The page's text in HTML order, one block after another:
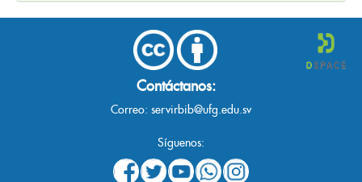
Contáctanos:
Correo: servirbib@ufg.edu.sv
Síguenos: